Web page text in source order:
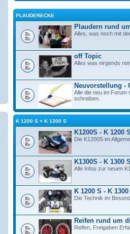
PLAUDERECKE
Plaudern rund
Alles, was noch mit
off Topic
Alles was nirgends
Neuvorstellung -
Alle die neu im Forum
schreiben.
K 1200 S + K 1300 S
K1200S - K 1200
Die K1200S im
K1300S - K 1300
Alle Infos zur neuen
K 1200 S - K
Die Technik im
Reifen rund um
Reifen, Freigaben